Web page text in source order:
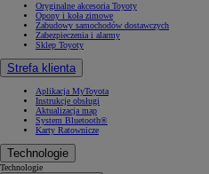
Oryginalne akcesoria Toyoty
Opony i koła zimowe
Zabudowy samochodów dostawczych
Zabezpieczenia i alarmy
Sklep Toyoty
Strefa klienta
Aplikacja MyToyota
Instrukcje obsługi
Aktualizacja map
System Bluetooth®
Karty Ratownicze
Technologie
Technologie